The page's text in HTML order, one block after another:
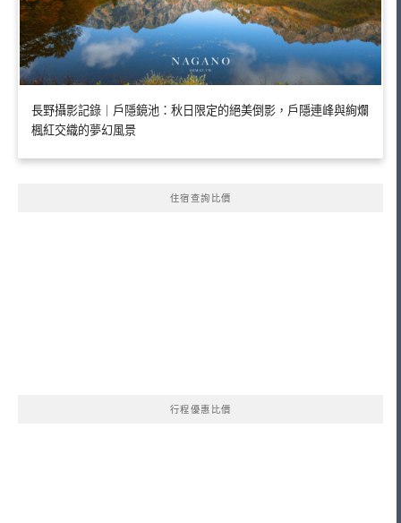
長野攝影記錄｜戶隱鏡池：秋日限定的絕美倒影，戶隱連峰與絢爛
楓紅交織的夢幻風景
住宿查詢比價
行程優惠比價